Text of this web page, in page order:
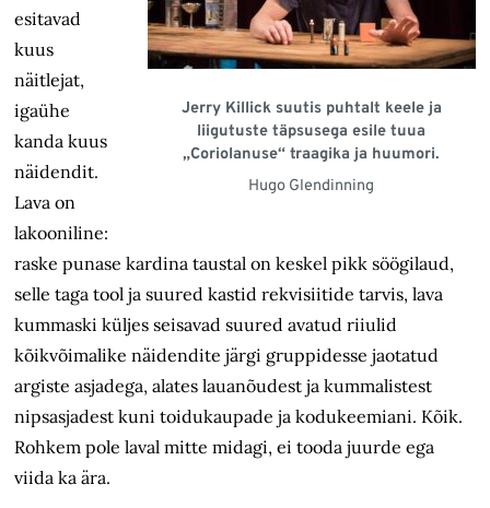
Jerry Killick suutis puhtalt keele ja
liigutuste täpsusega esile tuua
„Coriolanuse“ traagika ja huumori.
Hugo Glendinning
esitavad
kuus
näitlejat,
igaühe
kanda kuus
näidendit.
Lava on
lakooniline:
raske punase kardina taustal on keskel pikk söögilaud,
selle taga tool ja suured kastid rekvisiitide tarvis, lava
kummaski küljes seisavad suured avatud riiulid
kõikvõimalike näidendite järgi gruppidesse jaotatud
argiste asjadega, alates lauanõudest ja kummalistest
nipsasjadest kuni toidukaupade ja kodukeemiani. Kõik.
Rohkem pole laval mitte midagi, ei tooda juurde ega
viida ka ära.